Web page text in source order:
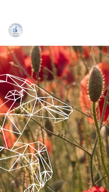
Honlapja